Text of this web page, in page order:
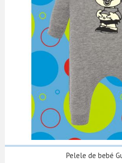
Pelele de bebé